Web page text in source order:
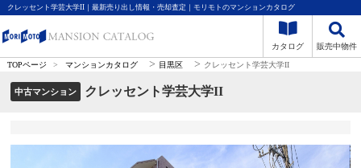
クレッセント学芸大学II｜最新売り出し情報・売却査定｜モリモトのマンションカタログ
カタログ 販売中物件
TOPページ > マンションカタログ > 目黒区 > クレッセント学芸大学II
中古マンション クレッセント学芸大学II